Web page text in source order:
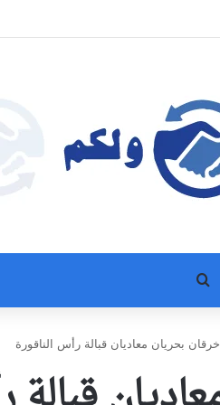
بحث عن
بحريان معاديان قبالة رأس الناقورة